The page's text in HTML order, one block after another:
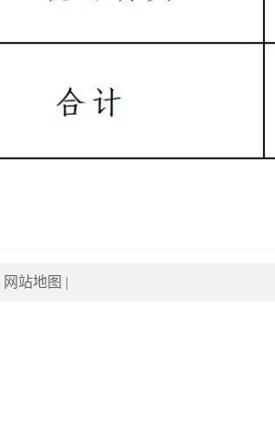
网站地图 |